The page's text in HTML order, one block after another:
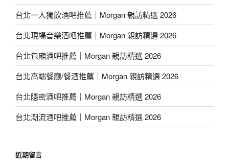
台北一人獨飲酒吧推薦｜Morgan 親訪精選 2026
台北現場音樂酒吧推薦｜Morgan 親訪精選 2026
台北包廂酒吧推薦｜Morgan 親訪精選 2026
台北高端餐廳/餐酒推薦｜Morgan 親訪精選 2026
台北隱密酒吧推薦｜Morgan 親訪精選 2026
台北潮流酒吧推薦｜Morgan 親訪精選 2026
近期留言